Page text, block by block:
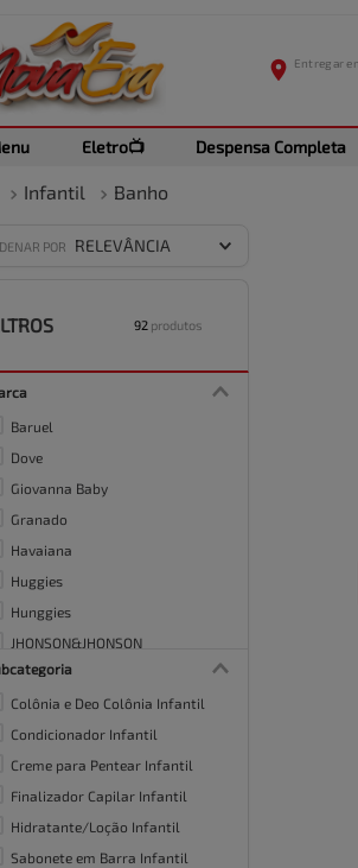
Eletro📺 Despensa Completa
Infantil Banho
POR RELEVÂNCIA
92 produtos
Baruel
Dove
Giovanna Baby
Granado
Havaiana
Huggies
Hunggies
JHONSON&JHONSON
Johnson & Johnson
Johnson's
Colônia e Deo Colônia Infantil
Condicionador Infantil
Creme para Pentear Infantil
Finalizador Capilar Infantil
Hidratante/Loção Infantil
Sabonete em Barra Infantil